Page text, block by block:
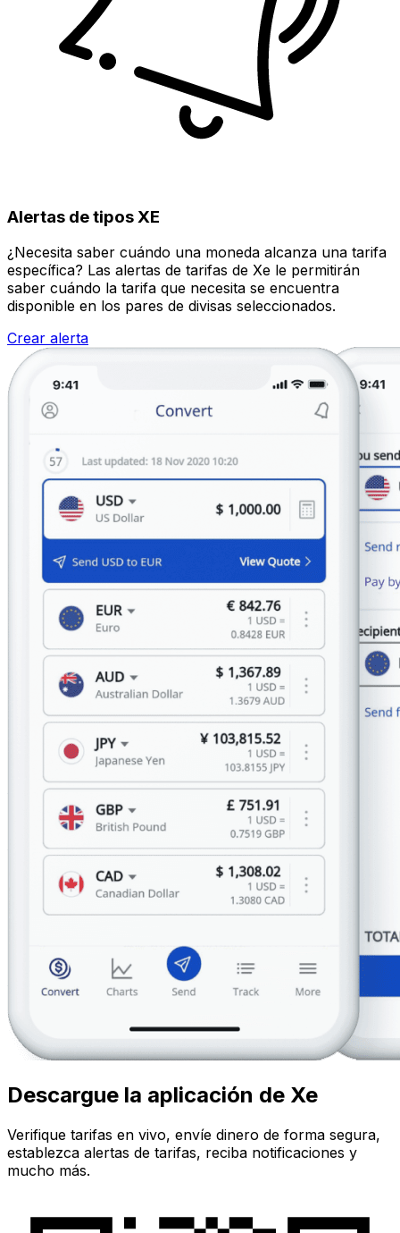
Alertas de tipos XE
¿Necesita saber cuándo una moneda alcanza una tarifa
específica? Las alertas de tarifas de Xe le permitirán
saber cuándo la tarifa que necesita se encuentra
disponible en los pares de divisas seleccionados.
Crear alerta
Descargue la aplicación de Xe
Verifique tarifas en vivo, envíe dinero de forma segura,
establezca alertas de tarifas, reciba notificaciones y
mucho más.